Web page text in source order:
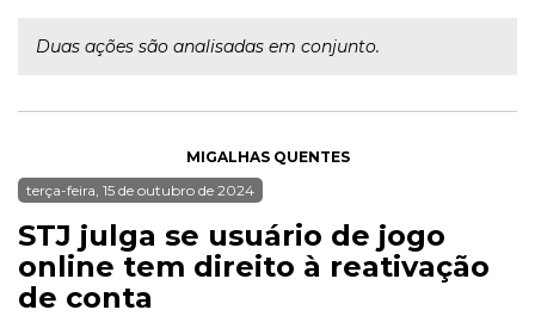
Duas ações são analisadas em conjunto.
MIGALHAS QUENTES
terça-feira, 15 de outubro de 2024
STJ julga se usuário de jogo
online tem direito à reativação
de conta